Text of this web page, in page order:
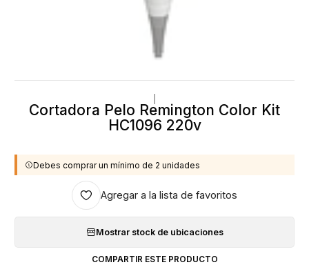
Cortadora Pelo Remington Color Kit
HC1096 220v
Debes comprar un mínimo de 2 unidades
Agregar a la lista de favoritos
Mostrar stock de ubicaciones
COMPARTIR ESTE PRODUCTO